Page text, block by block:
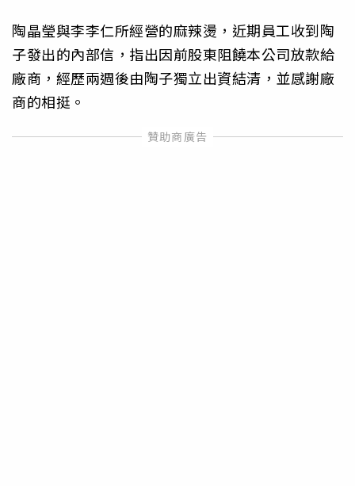
陶晶瑩與李李仁所經營的麻辣燙，近期員工收到陶
子發出的內部信，指出因前股東阻饒本公司放款給
廠商，經歷兩週後由陶子獨立出資結清，並感謝廠
商的相挺。